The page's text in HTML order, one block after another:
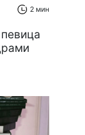
2 мин